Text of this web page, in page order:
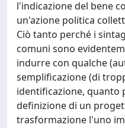
l'indicazione del bene
un'azione politica
Ciò tanto perché i
comuni sono
indurre con qualche
semplificazione (di
identificazione, quanto
definizione di un
trasformazione l'uno